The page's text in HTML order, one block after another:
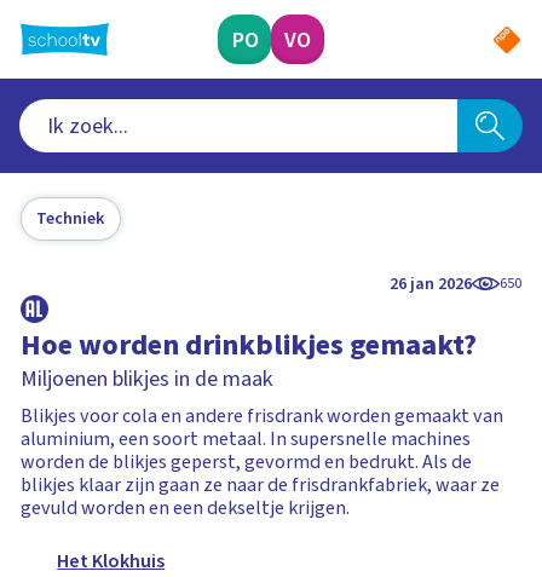
naar
hoofdinhoud
PO VO
Techniek
26 jan 2026 650
Hoe worden drinkblikjes gemaakt?
Miljoenen blikjes in de maak
Blikjes voor cola en andere frisdrank worden gemaakt van
aluminium, een soort metaal. In supersnelle machines
worden de blikjes geperst, gevormd en bedrukt. Als de
blikjes klaar zijn gaan ze naar de frisdrankfabriek, waar ze
gevuld worden en een dekseltje krijgen.
Het Klokhuis